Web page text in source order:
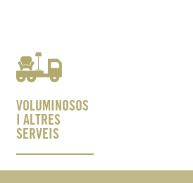
VOLUMINOSOS
I ALTRES
SERVEIS